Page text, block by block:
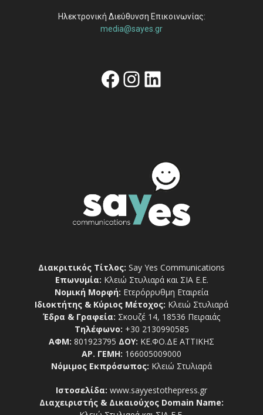
Ηλεκτρονική Διεύθυνση Επικοινωνίας:
media@sayes.gr
Facebook
Instagram
Linkedin
Διακριτικός Τίτλος: Say Yes Communications
Επωνυμία: Κλειώ Στυλιαρά και ΣΙΑ Ε.Ε.
Νομική Μορφή: Ετερόρρυθμη Εταιρεία
Ιδιοκτήτης & Κύριος Μέτοχος: Κλειώ Στυλιαρά
Έδρα & Γραφεία: Σκουζέ 14, 18536 Πειραιάς
Τηλέφωνο: +30 2130990585
ΑΦΜ: 801923795 ΔΟΥ: ΚΕ.ΦΟ.ΔΕ ΑΤΤΙΚΗΣ
ΑΡ. ΓΕΜΗ: 166005009000
Νόμιμος Εκπρόσωπος: Κλειώ Στυλιαρά
Ιστοσελίδα: www.sayyestothepress.gr
Διαχειριστής & Δικαιούχος Domain Name: